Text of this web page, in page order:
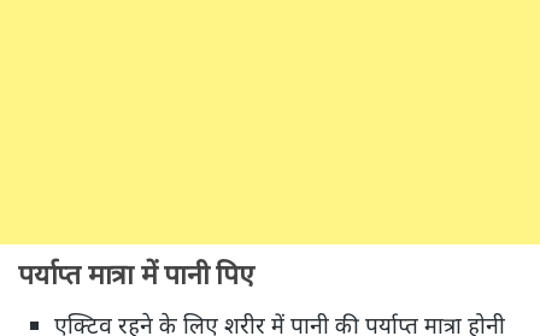
पर्याप्त मात्रा में पानी पिए
एक्टिव रहने के लिए शरीर में पानी की पर्याप्त मात्रा होनी